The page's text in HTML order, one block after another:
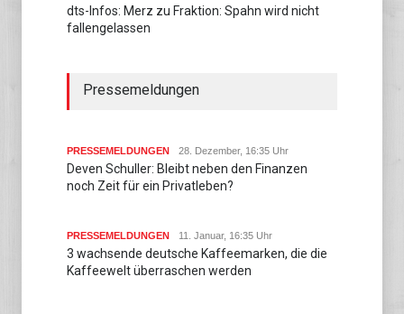
dts-Infos: Merz zu Fraktion: Spahn wird nicht
fallengelassen
Pressemeldungen
PRESSEMELDUNGEN 28. Dezember, 16:35 Uhr
Deven Schuller: Bleibt neben den Finanzen
noch Zeit für ein Privatleben?
PRESSEMELDUNGEN 11. Januar, 16:35 Uhr
3 wachsende deutsche Kaffeemarken, die die
Kaffeewelt überraschen werden